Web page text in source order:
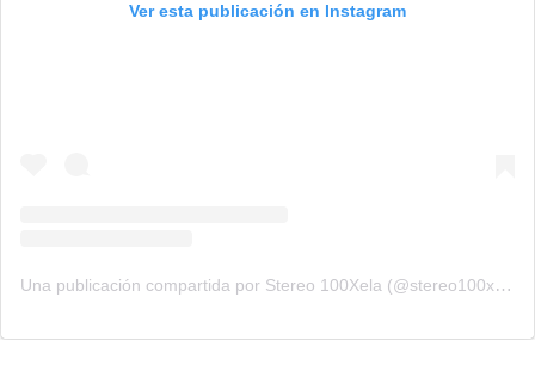
Ver esta publicación en Instagram
Una publicación compartida por Stereo 100Xela (@stereo100xela)